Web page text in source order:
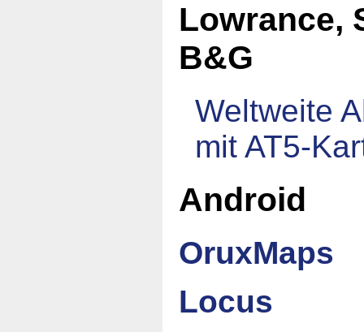
Lowrance,
B&G
Weltweite
mit AT5-
Android
OruxMaps
Locus